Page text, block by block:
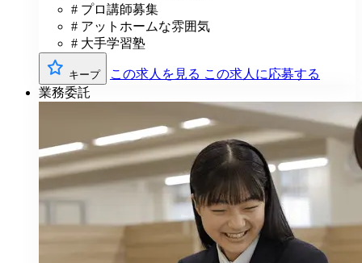
# プロ講師募集
# アットホームな雰囲気
# 大手学習塾
キープ この求人を見る この求人に応募する
業務委託